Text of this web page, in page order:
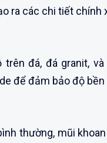
ra các chi tiết chính
đá, đá granit,
để đảm bảo độ bền
thường, mũi